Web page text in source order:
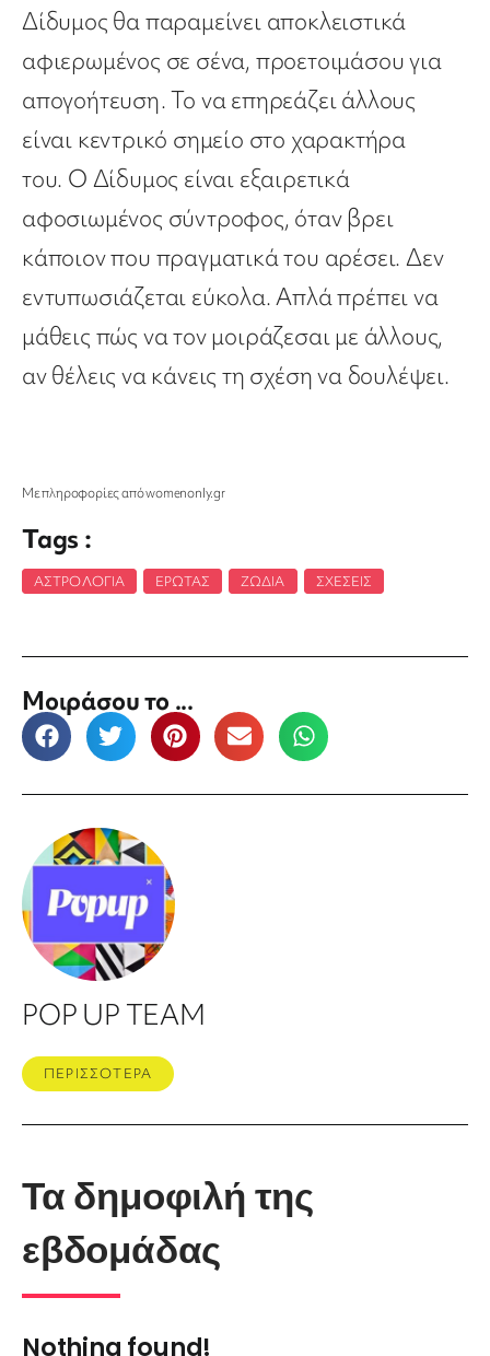
Δίδυμος θα παραμείνει αποκλειστικά
αφιερωμένος σε σένα, προετοιμάσου για
απογοήτευση. Το να επηρεάζει άλλους
είναι κεντρικό σημείο στο χαρακτήρα
του. Ο Δίδυμος είναι εξαιρετικά
αφοσιωμένος σύντροφος, όταν βρει
κάποιον που πραγματικά του αρέσει. Δεν
εντυπωσιάζεται εύκολα. Απλά πρέπει να
μάθεις πώς να τον μοιράζεσαι με άλλους,
αν θέλεις να κάνεις τη σχέση να δουλέψει.
Με πληροφορίες από womenonly.gr
Tags :
ΑΣΤΡΟΛΟΓΊΑ ΈΡΩΤΑΣ ΖΏΔΙΑ ΣΧΈΣΕΙΣ
Μοιράσου το ...
POP UP TEAM
ΠΕΡΙΣΣΟΤΕΡΑ
Τα δημοφιλή της
εβδομάδας
Nothing found!